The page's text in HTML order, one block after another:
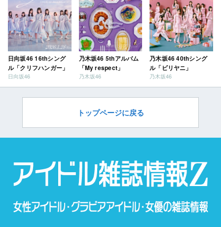
日向坂46 16thシング
ル「クリフハンガー」
日向坂46
乃木坂46 5thアルバム
「My respect」
乃木坂46
乃木坂46 40thシング
ル「ビリヤニ」
乃木坂46
トップページに戻る